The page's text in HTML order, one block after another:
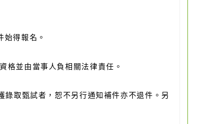
得報名。
格並由當事人負相關法律責任。
取甄試者，恕不另行通知補件亦不退件。另